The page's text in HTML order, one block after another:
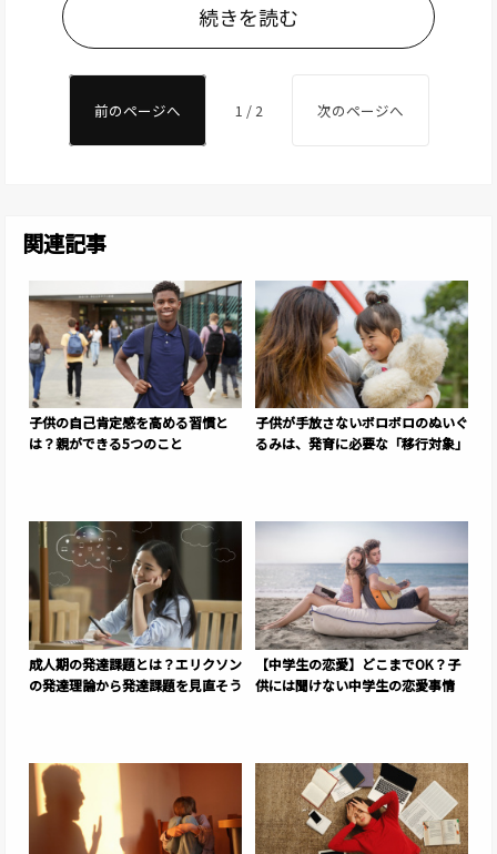
続きを読む
前のページへ 1 / 2 次のページへ
関連記事
子供の自己肯定感を高める習慣と
は？親ができる5つのこと
子供が手放さないボロボロのぬいぐ
るみは、発育に必要な「移行対象」
成人期の発達課題とは？エリクソン
の発達理論から発達課題を見直そう
【中学生の恋愛】どこまでOK？子
供には聞けない中学生の恋愛事情